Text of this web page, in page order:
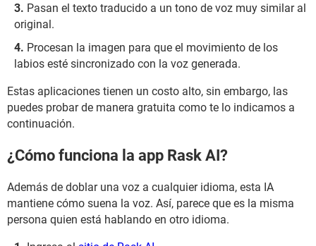
Pasan el texto traducido a un tono de voz muy similar al
original.
Procesan la imagen para que el movimiento de los
labios esté sincronizado con la voz generada.
Estas aplicaciones tienen un costo alto, sin embargo, las
puedes probar de manera gratuita como te lo indicamos a
continuación.
¿Cómo funciona la app Rask AI?
Además de doblar una voz a cualquier idioma, esta IA
mantiene cómo suena la voz. Así, parece que es la misma
persona quien está hablando en otro idioma.